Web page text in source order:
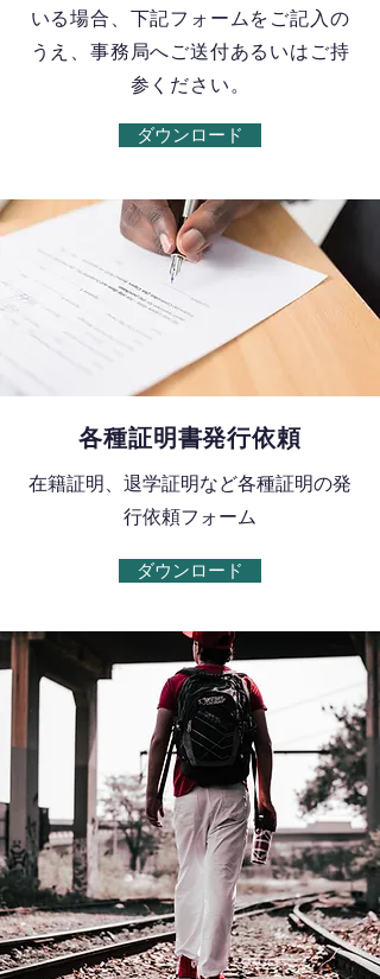
いる場合、下記フォームをご記入の
うえ、事務局へご送付あるいはご持
参ください。
ダウンロード
各種証明書発行依頼
​在籍証明、退学証明など各種証明の発
行依頼フォーム
ダウンロード